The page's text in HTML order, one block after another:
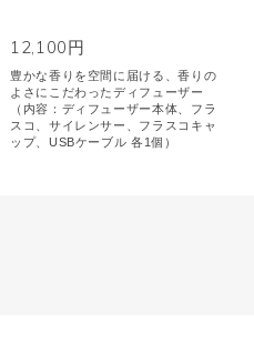
12,100円
豊かな香りを空間に届ける、香りの
よさにこだわったディフューザー
（内容：ディフューザー本体、フラ
スコ、サイレンサー、フラスコキャ
ップ、USBケーブル 各1個）